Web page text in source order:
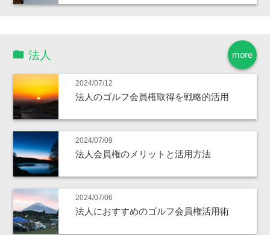
more
法人
2024/07/12
法人のゴルフ会員権取得を戦略的活用
2024/07/09
法人会員権のメリットと活用方法
2024/07/06
法人におすすめのゴルフ会員権活用術